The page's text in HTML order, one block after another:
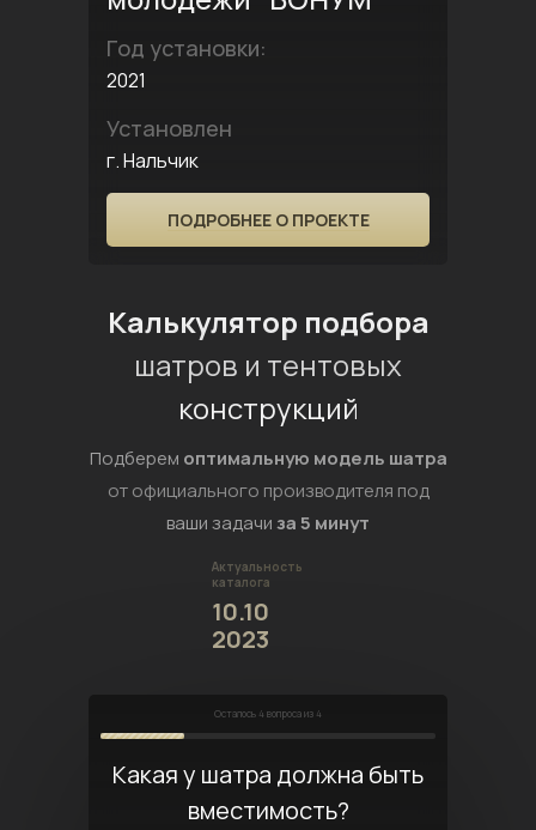
Год установки:
2021
Установлен
г. Нальчик
ПОДРОБНЕЕ О ПРОЕКТЕ
Калькулятор подбора
шатров и тентовых
конструкций
Подберем оптимальную модель шатра
от официального производителя под
ваши задачиза 5 минут
Актуальность
каталога
10.10
2023
Осталось 4 вопроса из 4
Какая у шатра должна быть
вместимость?